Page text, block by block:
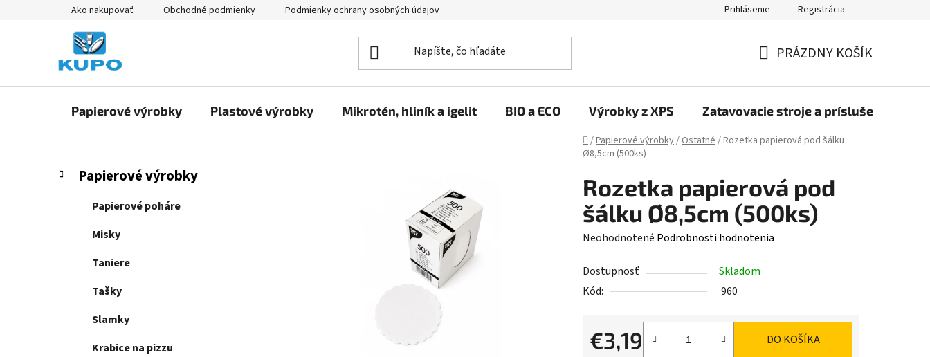
Ako nakupovať Obchodné podmienky Podmienky ochrany osobných údajov Prihlásenie Registrácia
KOŠÍK
PRÁZDNY KOŠÍK
Papierové výrobky Plastové výrobky Mikrotén, hliník a igelit BIO a ECO Výrobky z XPS Zatavovacie stroje a príslušenstvo
Domov
/Papierové výrobky/Ostatné/Rozetka papierová pod šálku
Ø8,5cm (500ks)
B
Preskočiť
kategórie
K
a
Papierové výrobky
Papierové poháre
Misky
Taniere
Tašky
Slamky
Krabice na pizzu
Rozetka papierová pod
šálku Ø8,5cm (500ks)
Priemerné
produktu
je
Neohodnotené Podrobnosti hodnotenia
Dostupnosť
Skladom
Kód:
960
€3,19 DO KOŠÍKA